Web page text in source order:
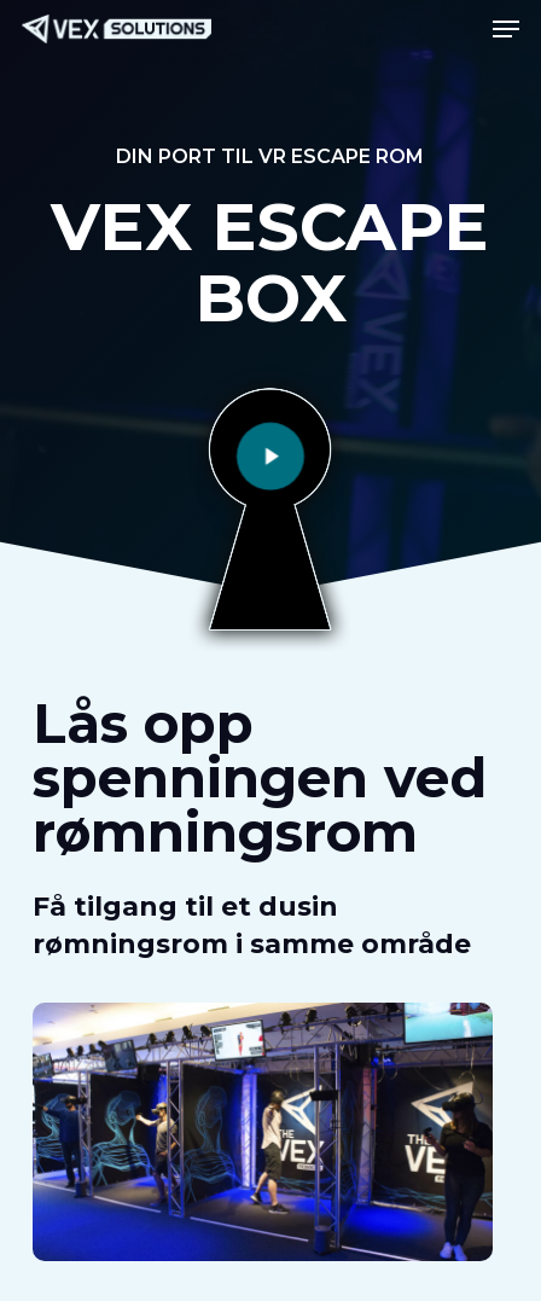
DIN PORT TIL VR ESCAPE ROM
VEX ESCAPE
BOX
Spill av video
Lås opp
spenningen ved
rømningsrom
Få tilgang til et dusin
rømningsrom i samme område
Meny